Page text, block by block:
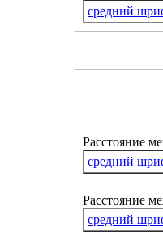
средний
Расстояние
средний
Расстояние
средний